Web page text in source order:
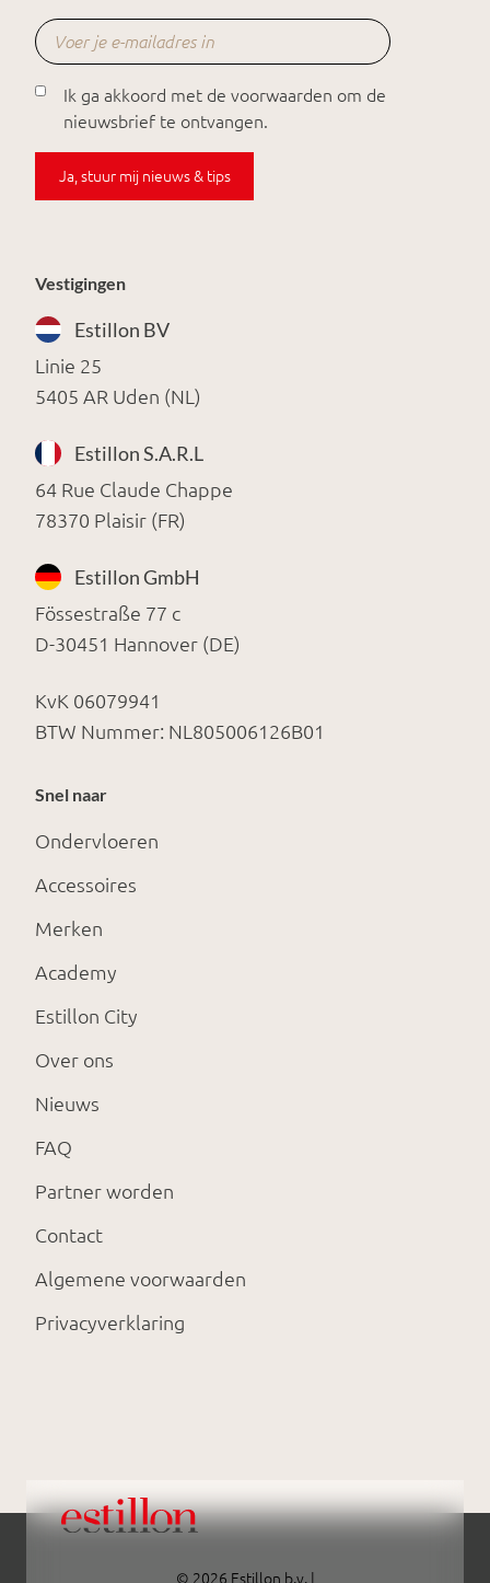
Ik ga akkoord met de voorwaarden om de
nieuwsbrief te ontvangen.
Ja, stuur mij nieuws & tips
Vestigingen
Estillon BV
Linie 25
5405 AR Uden (NL)
Estillon S.A.R.L
64 Rue Claude Chappe
78370 Plaisir (FR)
Estillon GmbH
Fössestraße 77 c
D-30451 Hannover (DE)
KvK 06079941
BTW Nummer: NL805006126B01
Snel naar
Ondervloeren
Accessoires
Merken
Academy
Estillon City
Over ons
Nieuws
FAQ
Partner worden
Contact
Algemene voorwaarden
Privacyverklaring
© 2026 Estillon b.v. |